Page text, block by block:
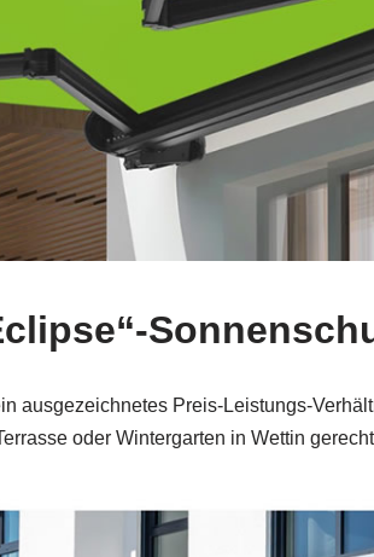
ausgezeichnetes Preis-Leistungs-
oder Wintergarten in Wettin